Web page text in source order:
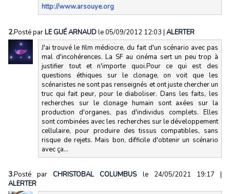
http://www.arsouye.org
2.Posté parLE GUÉ ARNAUDle 05/09/2012 12:03 | ALERTER
J'ai trouvé le film médiocre, du fait d'un scénario avec pas
mal d'incohérences. La SF au cinéma sert un peu trop à
justifier tout et n'importe quoi.Pour ce qui est des
questions éthiques sur le clonage, on voit que les
scénaristes ne sont pas renseignés et ont juste chercher un
truc qui fait peur, pour le diaboliser. Dans les faits, les
recherches sur le clonage humain sont axées sur la
production d'organes, pas d'individus complets. Elles
sont combinées avec les recherches sur le développement
cellulaire, pour produire des tissus compatibles, sans
risque de rejets. Mais bon, difficile d'obtenir un scénario
avec ça...
3.Posté parCHRISTOBAL COLUMBUS le 24/05/2021 19:17 |
ALERTER